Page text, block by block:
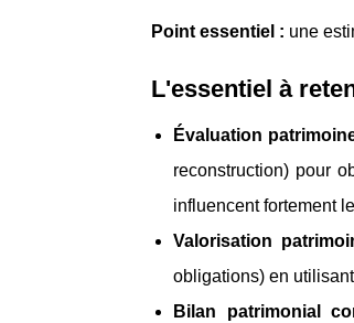
Point essentiel : une
L'essentiel à
Évaluation
reconstruction) pour
influencent fortement
Valorisation
obligations) en
Bilan patrimonial